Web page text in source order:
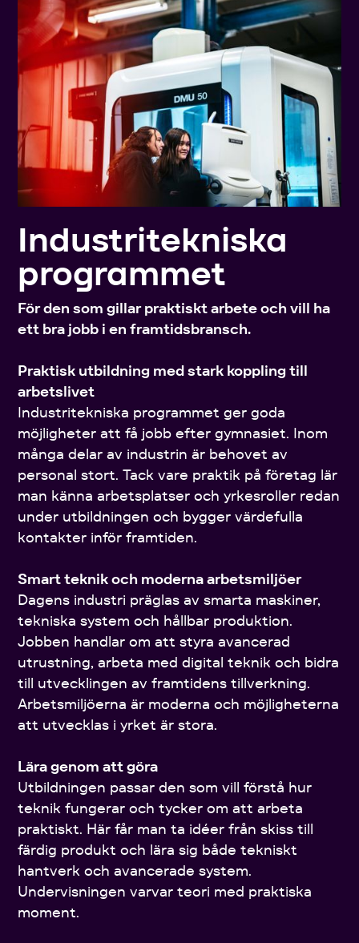
Industritekniska
programmet
För den som gillar praktiskt arbete och vill ha
ett bra jobb i en framtidsbransch.
Praktisk utbildning med stark koppling till
arbetslivet
Industritekniska programmet ger goda
möjligheter att få jobb efter gymnasiet. Inom
många delar av industrin är behovet av
personal stort. Tack vare praktik på företag lär
man känna arbetsplatser och yrkesroller redan
under utbildningen och bygger värdefulla
kontakter inför framtiden.
Smart teknik och moderna arbetsmiljöer
Dagens industri präglas av smarta maskiner,
tekniska system och hållbar produktion.
Jobben handlar om att styra avancerad
utrustning, arbeta med digital teknik och bidra
till utvecklingen av framtidens tillverkning.
Arbetsmiljöerna är moderna och möjligheterna
att utvecklas i yrket är stora.
Lära genom att göra
Utbildningen passar den som vill förstå hur
teknik fungerar och tycker om att arbeta
praktiskt. Här får man ta idéer från skiss till
färdig produkt och lära sig både tekniskt
hantverk och avancerade system.
Undervisningen varvar teori med praktiska
moment.